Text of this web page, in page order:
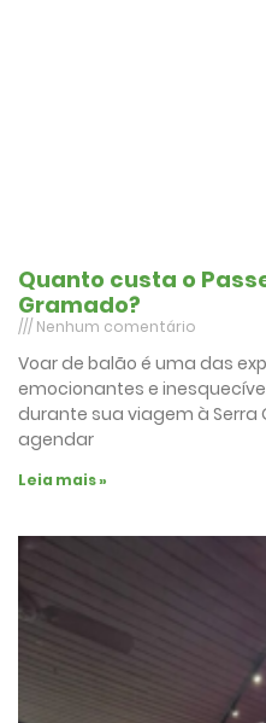
Quanto custa o
Gramado?
Nenhum comentário
Voar de balão é uma das
emocionantes e
durante sua viagem à Serra
agendar
Leia mais »